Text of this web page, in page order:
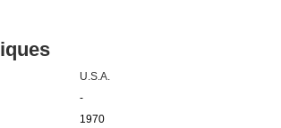
U.S.A.
-
1970